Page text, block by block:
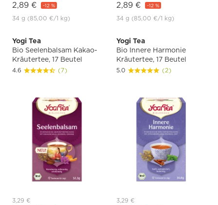
2,89 € -12 %
34 g (85,00 €/1 kg)
2,89 € -12 %
34 g (85,00 €/1 kg)
Yogi Tea
Bio Seelenbalsam Kakao-
Kräutertee, 17 Beutel
4.6 (7)
3,29 €
Yogi Tea
Bio Innere Harmonie
Kräutertee, 17 Beutel
5.0 (2)
3,29 €